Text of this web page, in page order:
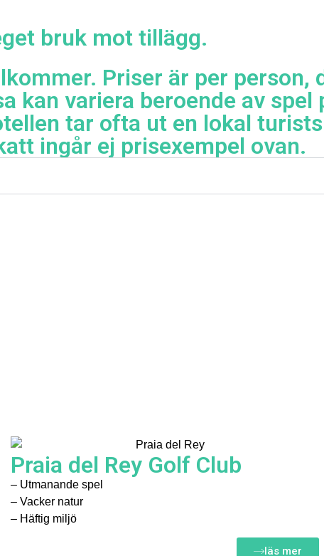
bruk mot tillägg.
Priser är per person,
kan variera beroende av spel
tar ofta ut en lokal
ingår ej prisexempel ovan.
Praia del Rey Golf Club
– Utmanande spel
– Vacker natur
– Häftig miljö
läs mer